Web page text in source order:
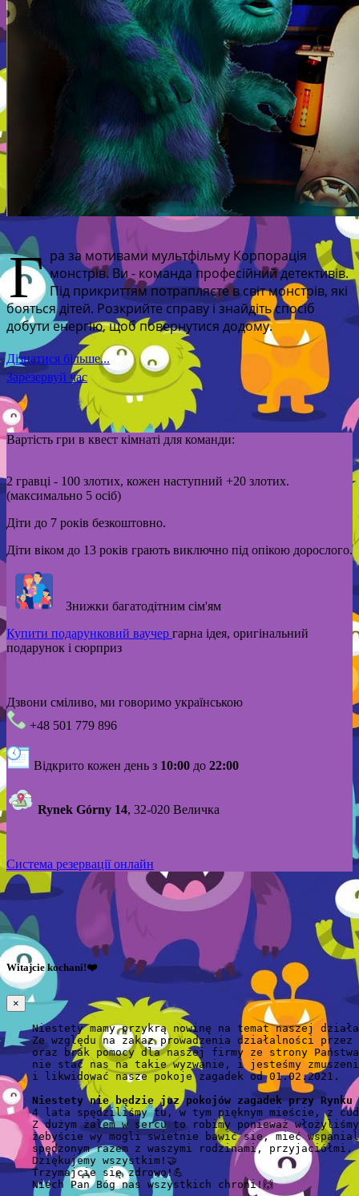
Г ра за мотивами мультфільму Корпорація
монстрів. Ви - команда професійний детективів.
Під прикриттям потрапляєте в світ монстрів, які
бояться дітей. Розкрийте справу і знайдіть спосіб
добути енергію, щоб повернутися додому.
Дізнатися більше...
Зарезервуй час
Вартість гри в квест кімнаті для команди:
2 гравці - 100 злотих, кожен наступний +20 злотих.
(максимально 5 осіб)
Діти до 7 років безкоштовно.
Діти віком до 13 років грають виключно під опікою дорослого.
Знижки багатодітним сім'ям
Купити подарунковий ваучер гарна ідея, оригінальний
подарунок і сюрприз
Дзвони сміливо, ми говоримо українською
+48 501 779 896
Відкрито кожен день з 10:00 до 22:00
Rynek Górny 14, 32-020 Величка
Система резервації онлайн
Witajcie kochani!❤️
×
Niestety mamy przykrą nowinę na temat naszej
Ze względu na zakaz prowadzenia działalności przez
oraz brak pomocy dla naszej firmy ze strony
nie stać nas na takie wyzwanie, i jesteśmy
    i likwidować nasze pokoje zagadek od 01.02.2021.
Niestety nie będzie juz pokojów zagadek przy Rynku
4 lata spędziliśmy tu, w tym pięknym mieście, z
Z dużym żalem w sercu to robimy ponieważ
żebyście wy mogli swietnie bawić sie, mieć
spędzonym razem z waszymi rodzinami, przyjaciółmi.
    Dziękujemy wszystkim!🤝
    Trzymajcie się zdrowo!💪
    Niech Pan Bóg nas wszystkich chroni!🙌